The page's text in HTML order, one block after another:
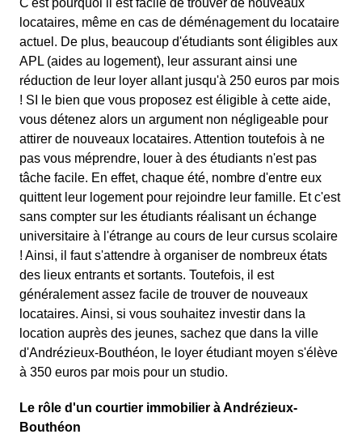
C'est pourquoi il est facile de trouver de nouveaux
locataires, même en cas de déménagement du locataire
actuel. De plus, beaucoup d'étudiants sont éligibles aux
APL (aides au logement), leur assurant ainsi une
réduction de leur loyer allant jusqu'à 250 euros par mois
! SI le bien que vous proposez est éligible à cette aide,
vous détenez alors un argument non négligeable pour
attirer de nouveaux locataires. Attention toutefois à ne
pas vous méprendre, louer à des étudiants n'est pas
tâche facile. En effet, chaque été, nombre d'entre eux
quittent leur logement pour rejoindre leur famille. Et c'est
sans compter sur les étudiants réalisant un échange
universitaire à l'étrange au cours de leur cursus scolaire
! Ainsi, il faut s'attendre à organiser de nombreux états
des lieux entrants et sortants. Toutefois, il est
généralement assez facile de trouver de nouveaux
locataires. Ainsi, si vous souhaitez investir dans la
location auprès des jeunes, sachez que dans la ville
d'Andrézieux-Bouthéon, le loyer étudiant moyen s'élève
à 350 euros par mois pour un studio.
Le rôle d'un courtier immobilier à Andrézieux-
Bouthéon